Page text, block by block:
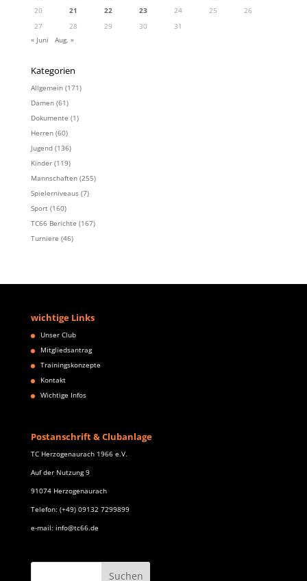
20
21 22 23 24 25
26
27
28 29 30
31
« Juni
Aug. »
Kategorien
Allgemein(171)
Damen(61)
Dokumente (1)
Herren(60)
Jugend(136)
Kinder(119)
Mannschaften(255)
Spielerniveaus(7)
Sport(160)
TC66 Berichte (167)
Turniere (46)
wichtige Links
Unser Club
Mitgliedsantrag
Trainingskonzepte
Kontakt
Wichtige Infos
Postanschrift & Clubanlage
TC Herzogenaurach 1966 e.V.
Auf der Nutzung 9
91074 Herzogenaurach
Telefon: (+49) 09132 7299899
e-mail: info@tc66.de